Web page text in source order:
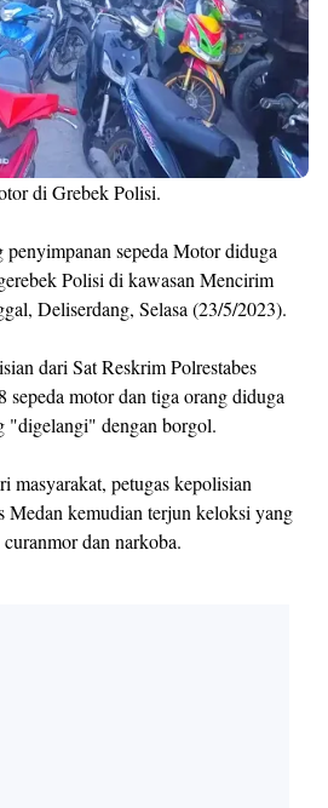
di Grebek Polisi.
sepeda Motor diduga
Polisi di kawasan Mencirim
Deliserdang, Selasa (23/5/2023).
dari Sat Reskrim Polrestabes
sepeda motor dan tiga orang diduga
"digelangi" dengan borgol.
masyarakat, petugas kepolisian
Medan kemudian terjun keloksi yang
dan narkoba.